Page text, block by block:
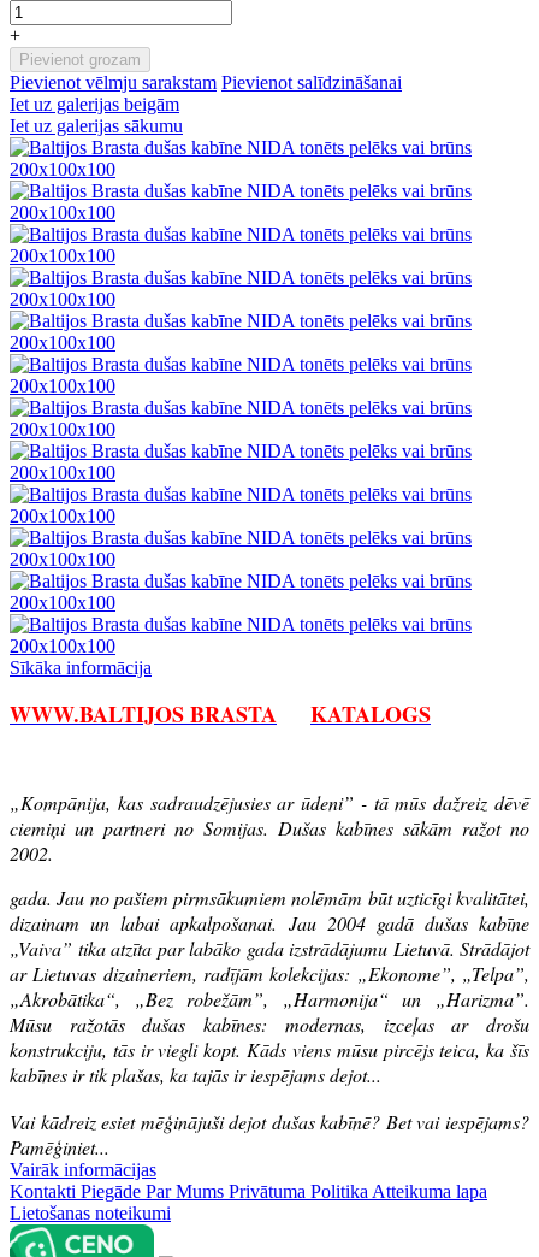
+
Pievienot grozam
Pievienot vēlmju sarakstam Pievienot salīdzināšanai
Iet uz galerijas beigām
Iet uz galerijas sākumu
Sīkāka informācija
WWW.BALTIJOS BRASTA KATALOGS
„Kompānija, kas sadraudzējusies ar ūdeni” - tā mūs dažreiz dēvē
ciemiņi un partneri no Somijas. Dušas kabīnes sākām ražot no
2002.
gada. Jau no pašiem pirmsākumiem nolēmām būt uzticīgi kvalitātei,
dizainam un labai apkalpošanai. Jau 2004 gadā dušas kabīne
„Vaiva” tika atzīta par labāko gada izstrādājumu Lietuvā. Strādājot
ar Lietuvas dizaineriem, radījām kolekcijas: „Ekonome”, „Telpa”,
„Akrobātika“, „Bez robežām”, „Harmonija“ un „Harizma”.
Mūsu ražotās dušas kabīnes: modernas, izceļas ar drošu
konstrukciju, tās ir viegli kopt. Kāds viens mūsu pircējs teica, ka šīs
kabīnes ir tik plašas, ka tajās ir iespējams dejot...
Vai kādreiz esiet mēģinājuši dejot dušas kabīnē? Bet vai iespējams?
Pamēģiniet...
Vairāk informācijas
Kontakti Piegāde Par Mums Privātuma Politika Atteikuma lapa
Lietošanas noteikumi